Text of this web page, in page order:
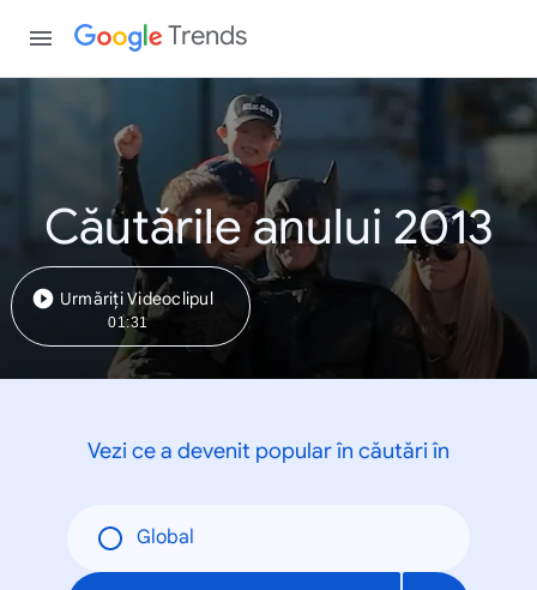
Trends
Căutările anului 2013
Urmăriți Videoclipul
01:31
Vezi ce a devenit popular în căutări în
Global